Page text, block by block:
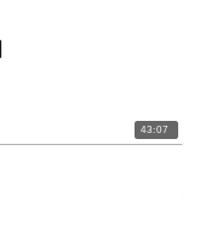
43:07